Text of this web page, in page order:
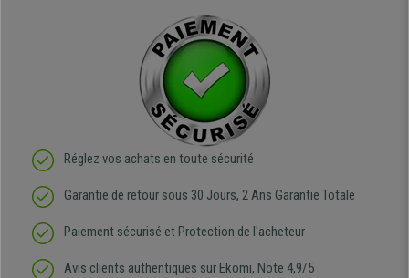
Réglez vos achats en toute sécurité
Garantie de retour sous 30 Jours, 2 Ans Garantie Totale
Paiement sécurisé et Protection de l'acheteur
Avis clients authentiques sur Ekomi, Note 4,9/5